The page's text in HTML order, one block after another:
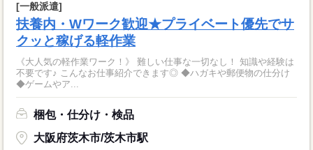
[一般派遣]
扶養内・Wワーク歓迎★プライベート優先でサ
クッと稼げる軽作業
《大人気の軽作業ワーク！》 難しい仕事な一切なし！ 知識や経験は
不要です♪ こんなお仕事紹介できます◎ ◆ハガキや郵便物の仕分け
◆ゲームやア...
梱包・仕分け・検品
大阪府茨木市/茨木市駅